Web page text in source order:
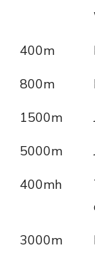
400m
800m
1500m
5000m
400mh
3000m